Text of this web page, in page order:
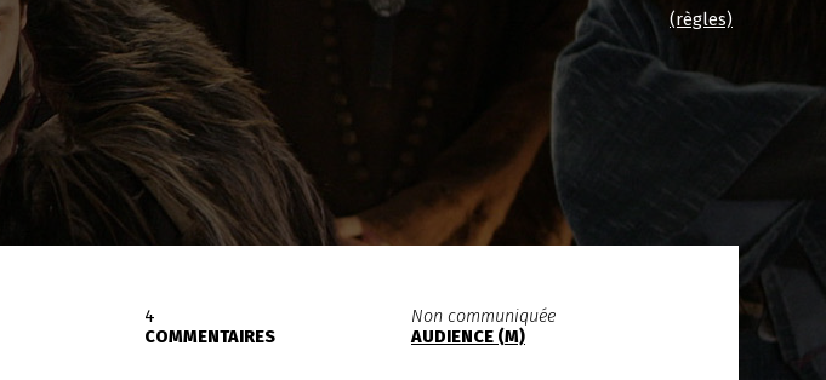
(règles)
4
COMMENTAIRES
Non communiquée
AUDIENCE (M)